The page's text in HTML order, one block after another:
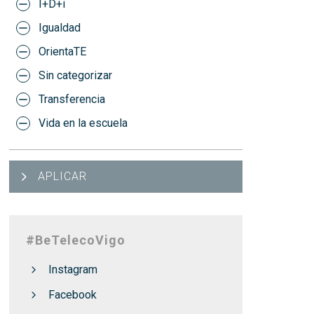
I+D+i
Igualdad
OrientaTE
Sin categorizar
Transferencia
Vida en la escuela
APLICAR
#BeTelecoVigo
Instagram
Facebook